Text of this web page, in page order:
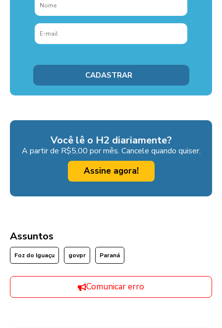
Você lê o H2 diariamente?
A partir de R$5,00 por mês. Cancele quando quiser.
Assine agora!
Assuntos
Foz do Iguaçu govpr Paraná
Comunicar erro